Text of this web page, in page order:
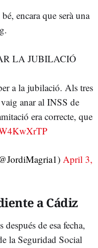
encara que serà una
LA JUBILACIÓ
a la jubilació. Als tres
anar al INSS de
era correcte, que
April 3,
a Cádiz
de esa fecha,
la Seguridad Social